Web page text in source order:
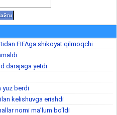
FIFAga shikoyat qilmoqchi
darajaga yetdi
yuz berdi
kelishuvga erishdi
nomi ma’lum bo‘ldi